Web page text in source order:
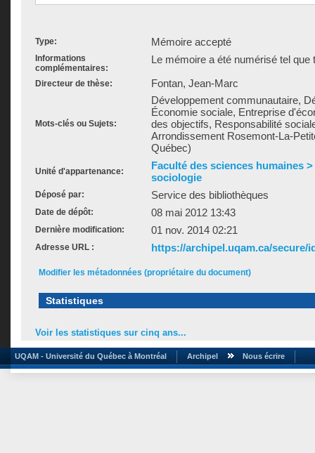
Type: Mémoire accepté
Informations
complémentaires:
Le mémoire a été numérisé tel que
Directeur de thèse: Fontan, Jean-Marc
Mots-clés ou Sujets:
Développement communautaire,
Économie sociale, Entreprise
des objectifs, Responsabilité
Arrondissement Rosemont-La-
Québec)
Unité d'appartenance:
Faculté des sciences humaines
sociologie
Déposé par: Service des bibliothèques
Date de dépôt: 08 mai 2012 13:43
Dernière modification: 01 nov. 2014 02:21
Adresse URL : https://archipel.uqam.ca/secure/
Modifier les métadonnées (propriétaire du document)
Statistiques
Voir les statistiques sur cinq ans...
UQAM - Université du Québec à Montréal Archipel Nous écrire